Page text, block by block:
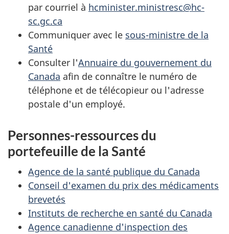
par courriel à hcminister.ministresc@hc-
sc.gc.ca
Communiquer avec le sous-ministre de la
Santé
Consulter l'Annuaire du gouvernement du
Canada afin de connaître le numéro de
téléphone et de télécopieur ou l'adresse
postale d'un employé.
Personnes-ressources du
portefeuille de la Santé
Agence de la santé publique du Canada
Conseil d'examen du prix des médicaments
brevetés
Instituts de recherche en santé du Canada
Agence canadienne d'inspection des